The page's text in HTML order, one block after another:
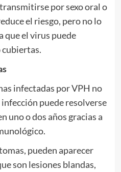
por sexo oral o
el riesgo, pero no lo
que el virus puede
cubiertas.
infectadas por VPH no
puede resolverse
uno o dos años gracias a
pueden aparecer
son lesiones blandas,